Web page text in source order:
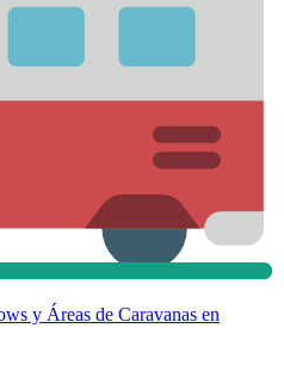
y Áreas de Caravanas en